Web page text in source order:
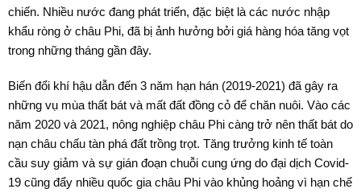
chiến. Nhiều nước đang phát triển, đặc biệt là các nước nhập
khẩu ròng ở châu Phi, đã bị ảnh hưởng bởi giá hàng hóa tăng vọt
trong những tháng gần đây.
Biến đổi khí hậu dẫn đến 3 năm hạn hán (2019-2021) đã gây ra
những vụ mùa thất bát và mất đất đồng cỏ để chăn nuôi. Vào các
năm 2020 và 2021, nông nghiệp châu Phi càng trở nên thất bát do
nạn châu chấu tàn phá đất trồng trọt. Tăng trưởng kinh tế toàn
cầu suy giảm và sự gián đoạn chuỗi cung ứng do đại dịch Covid-
19 cũng đẩy nhiều quốc gia châu Phi vào khủng hoảng vì hạn chế